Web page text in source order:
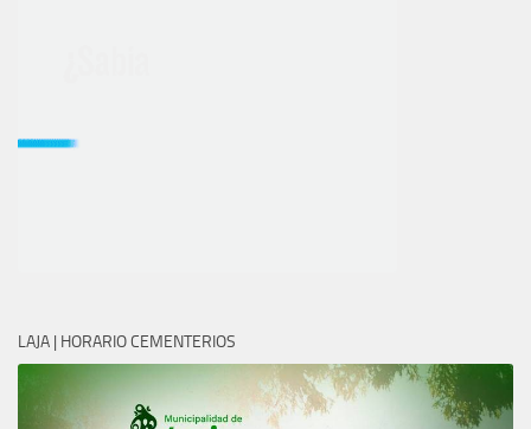
LAJA | HORARIO CEMENTERIOS